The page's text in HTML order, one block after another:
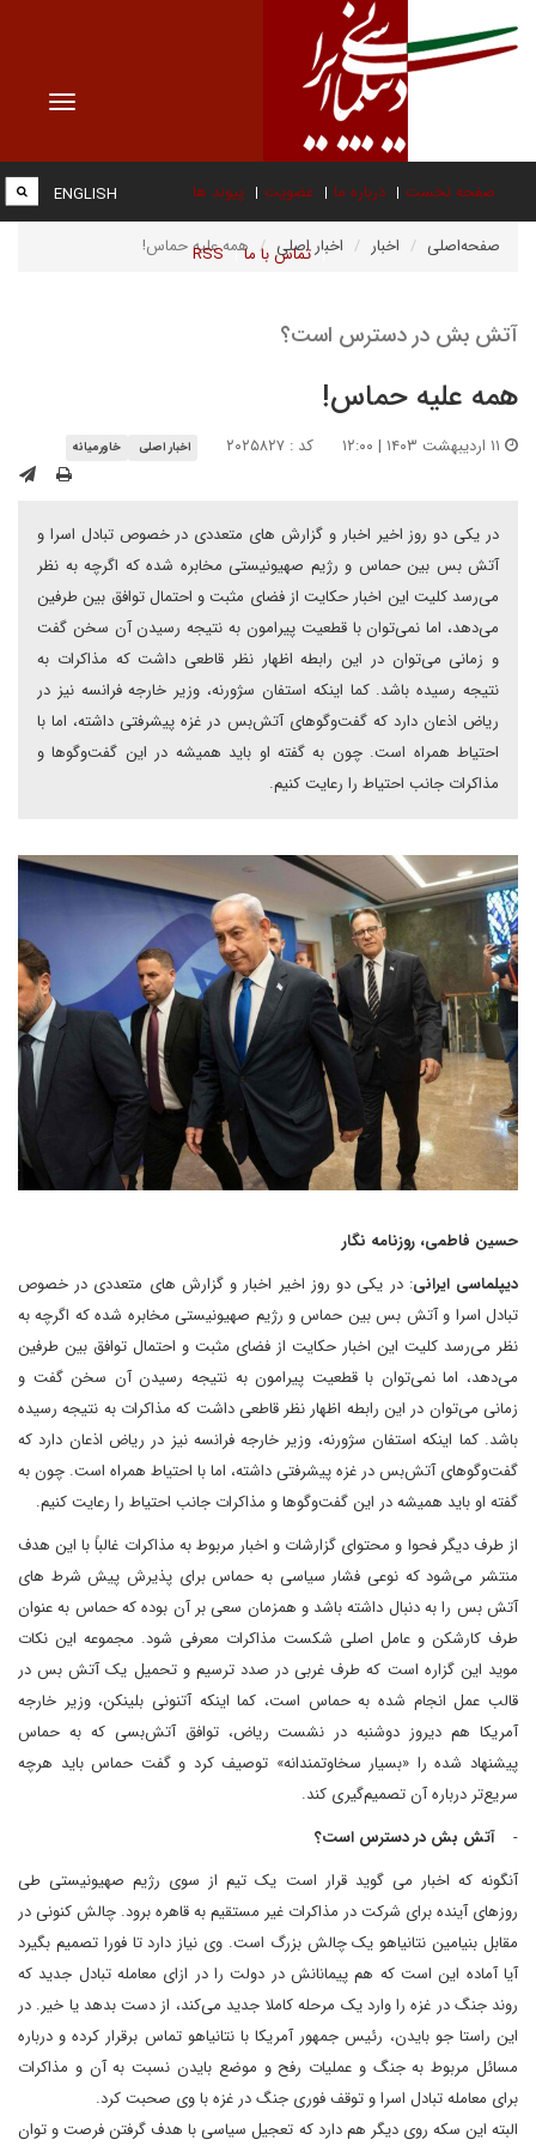
Toggle
صفحه نخست درباره ما عضویت پیوند ها
تماس با ما RSS
ENGLISH
صفحه‌اصلی اخبار اخبار اصلی همه علیه حماس!
آتش بش در دسترس است؟
همه علیه حماس!
کد : ۲۰۲۵۸۲۷ اخبار اصلی خاورمیانه
در یکی دو روز اخیر اخبار و گزارش های متعددی در خصوص تبادل اسرا و
آتش بس بین حماس و رژیم صهیونیستی مخابره شده که اگرچه به نظر
می‌رسد کلیت این اخبار حکایت از فضای مثبت و احتمال توافق بین طرفین
می‌دهد، اما نمی‌توان با قطعیت پیرامون به نتیجه رسیدن آن سخن گفت
و زمانی می‌توان در این رابطه اظهار نظر قاطعی داشت که مذاکرات به
نتیجه رسیده باشد. کما اینکه استفان سژورنه، وزیر خارجه فرانسه نیز در
ریاض اذعان دارد که گفت‌وگوهای آتش‌بس در غزه پیشرفتی داشته، اما با
احتیاط همراه است. چون به گفته او باید همیشه در این گفت‌وگوها و
مذاکرات جانب احتیاط را رعایت کنیم.
حسین فاطمی، روزنامه نگار
دیپلماسی ایرانی: در یکی دو روز اخیر اخبار و گزارش های متعددی در خصوص
تبادل اسرا و آتش بس بین حماس و رژیم صهیونیستی مخابره شده که اگرچه به
نظر می‌رسد کلیت این اخبار حکایت از فضای مثبت و احتمال توافق بین طرفین
می‌دهد، اما نمی‌توان با قطعیت پیرامون به نتیجه رسیدن آن سخن گفت و
زمانی می‌توان در این رابطه اظهار نظر قاطعی داشت که مذاکرات به نتیجه رسیده
باشد. کما اینکه استفان سژورنه، وزیر خارجه فرانسه نیز در ریاض اذعان دارد که
گفت‌وگوهای آتش‌بس در غزه پیشرفتی داشته، اما با احتیاط همراه است. چون به
گفته او باید همیشه در این گفت‌وگوها و مذاکرات جانب احتیاط را رعایت کنیم.
از طرف دیگر فحوا و محتوای گزارشات و اخبار مربوط به مذاکرات غالباً با این هدف
منتشر می‌شود که نوعی فشار سیاسی به حماس برای پذیرش پیش شرط‌ های
آتش بس را به دنبال داشته باشد و همزمان سعی بر آن بوده که حماس به عنوان
طرف کارشکن و عامل اصلی شکست مذاکرات معرفی شود. مجموعه این نکات
موید این گزاره است که طرف غربی در صدد ترسیم و تحمیل یک آتش بس در
قالب عمل انجام شده به حماس است، کما اینکه آتنونی بلینکن، وزیر خارجه
آمریکا هم دیروز دوشنبه در نشست ریاض، توافق آتش‌بسی که به حماس
پیشنهاد شده را «بسیار سخاوتمندانه» توصیف کرد و گفت حماس باید هرچه
سریع‌تر درباره آن تصمیم‌گیری کند.
-
آتش بش در دسترس است؟
آنگونه که اخبار می گوید قرار است یک تیم از سوی رژیم صهیونیستی طی
روزهای آینده برای شرکت در مذاکرات غیر مستقیم به قاهره برود. چالش کنونی در
مقابل بنیامین نتانیاهو یک چالش بزرگ است. وی نیاز دارد تا فورا تصمیم بگیرد
آیا آماده این است که هم پیمانانش در دولت را در ازای معامله تبادل جدید که
روند جنگ در غزه را وارد یک مرحله کاملا جدید می‌کند، از دست بدهد یا خیر. در
این راستا جو بایدن، رئیس جمهور آمریکا با نتانیاهو تماس برقرار کرده و درباره
مسائل مربوط به جنگ و عملیات رفح و موضع بایدن نسبت به آن و مذاکرات
برای معامله تبادل اسرا و توقف فوری جنگ در غزه با وی صحبت کرد.
البته این سکه روی دیگر هم دارد که تعجیل سیاسی با هدف گرفتن فرصت و توان